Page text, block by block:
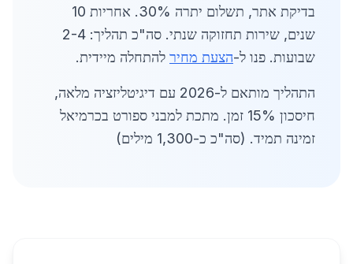
בדיקת אתר, תשלום יתרה 30%. אחריות 10
שנים, שירות תחזוקה שנתי. סה"כ תהליך: 2-4
שבועות. פנו ל-הצעת מחיר להתחלה מיידית.
התהליך מותאם ל-2026 עם דיגיטליזציה מלאה,
חיסכון 15% זמן. מתכת למבני ספורט בכרמיאל
זמינה תמיד. (סה"כ כ-1,300 מילים)